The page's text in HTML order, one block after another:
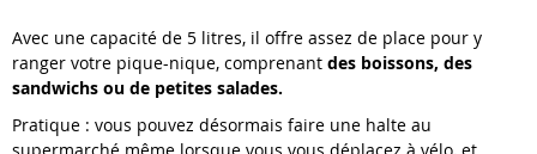
Avec une capacité de 5 litres, il offre assez de place pour y
ranger votre pique-nique, comprenant des boissons, des
sandwichs ou de petites salades.
Pratique : vous pouvez désormais faire une halte au